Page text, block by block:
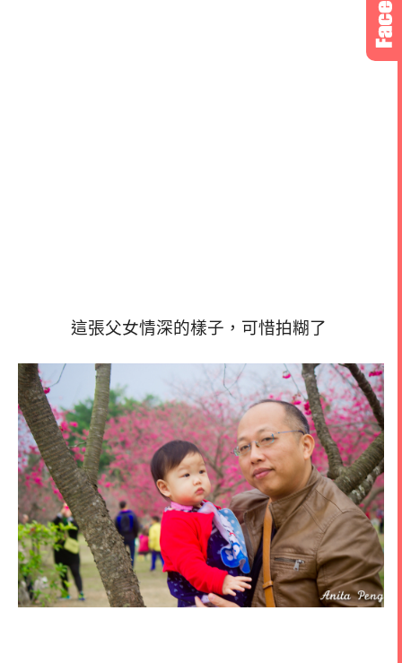
這張父女情深的樣子，可惜拍糊了